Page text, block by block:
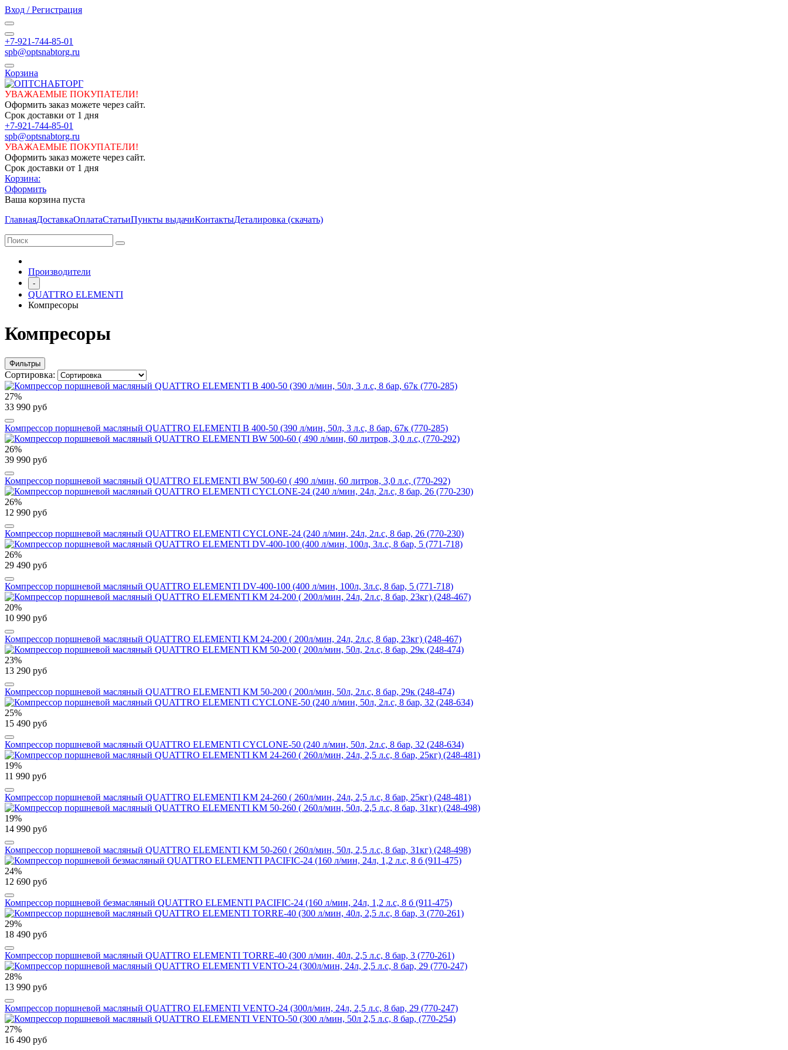
Вход / Регистрация
+7-921-744-85-01
spb@optsnabtorg.ru
Корзина
УВАЖАЕМЫЕ ПОКУПАТЕЛИ!
Оформить заказ можете через сайт.
Срок доставки от 1 дня
+7-921-744-85-01
spb@optsnabtorg.ru
УВАЖАЕМЫЕ ПОКУПАТЕЛИ!
Оформить заказ можете через сайт.
Срок доставки от 1 дня
Корзина:
Оформить
Ваша корзина пуста
ГлавнаяДоставкаОплатаСтатьиПункты выдачиКонтактыДеталировка (скачать)
Производители
-
QUATTRO ELEMENTI
Компресоры
Компресоры
Фильтры
Сортировка:
27%
33 990 руб
Компрессор поршневой масляный QUATTRO ELEMENTI B 400-50 (390 л/мин, 50л, 3 л.с, 8 бар, 67к (770-285)
26%
39 990 руб
Компрессор поршневой масляный QUATTRO ELEMENTI BW 500-60 ( 490 л/мин, 60 литров, 3,0 л.с, (770-292)
26%
12 990 руб
Компрессор поршневой масляный QUATTRO ELEMENTI CYCLONE-24 (240 л/мин, 24л, 2л.с, 8 бар, 26 (770-230)
26%
29 490 руб
Компрессор поршневой масляный QUATTRO ELEMENTI DV-400-100 (400 л/мин, 100л, 3л.с, 8 бар, 5 (771-718)
20%
10 990 руб
Компрессор поршневой масляный QUATTRO ELEMENTI KM 24-200 ( 200л/мин, 24л, 2л.с, 8 бар, 23кг) (248-467)
23%
13 290 руб
Компрессор поршневой масляный QUATTRO ELEMENTI KM 50-200 ( 200л/мин, 50л, 2л.с, 8 бар, 29к (248-474)
25%
15 490 руб
Компрессор поршневой масляный QUATTRO ELEMENTI CYCLONE-50 (240 л/мин, 50л, 2л.с, 8 бар, 32 (248-634)
19%
11 990 руб
Компрессор поршневой масляный QUATTRO ELEMENTI KM 24-260 ( 260л/мин, 24л, 2,5 л.с, 8 бар, 25кг) (248-481)
19%
14 990 руб
Компрессор поршневой масляный QUATTRO ELEMENTI KM 50-260 ( 260л/мин, 50л, 2,5 л.с, 8 бар, 31кг) (248-498)
24%
12 690 руб
Компрессор поршневой безмасляный QUATTRO ELEMENTI PACIFIC-24 (160 л/мин, 24л, 1,2 л.с, 8 б (911-475)
29%
18 490 руб
Компрессор поршневой масляный QUATTRO ELEMENTI TORRE-40 (300 л/мин, 40л, 2,5 л.с, 8 бар, 3 (770-261)
28%
13 990 руб
Компрессор поршневой масляный QUATTRO ELEMENTI VENTO-24 (300л/мин, 24л, 2,5 л.с, 8 бар, 29 (770-247)
27%
16 490 руб